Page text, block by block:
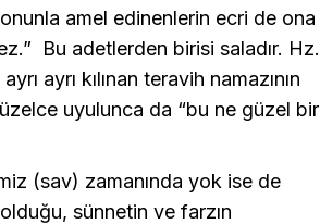
amel edinenlerin ecri de ona
Bu adetlerden birisi saladır. Hz.
ayrı kılınan teravih namazının
uyulunca da “bu ne güzel bir
(sav) zamanında yok ise de
sünnetin ve farzın